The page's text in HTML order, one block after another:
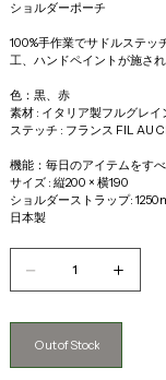
ショルダーポーチ
100%手作業でサドルステッ
工、ハンドペイントが施され
色：黒、赤
素材 : イタリア製フルグレイ
ステッチ : フランス FIL AU
機能：毎日のアイテムをす
サイズ : 縦200 × 横190
ショルダーストラップ:
日本製
Out of Stock